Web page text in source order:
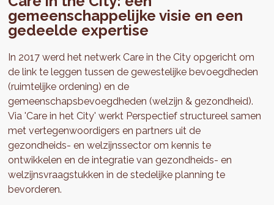
gemeenschappelijke visie en een
gedeelde expertise
In 2017 werd het netwerk Care in the City opgericht om
de link te leggen tussen de gewestelijke bevoegdheden
(ruimtelijke ordening) en de
gemeenschapsbevoegdheden (welzijn & gezondheid).
Via 'Care in het City' werkt Perspectief structureel samen
met vertegenwoordigers en partners uit de
gezondheids- en welzijnssector om kennis te
ontwikkelen en de integratie van gezondheids- en
welzijnsvraagstukken in de stedelijke planning te
bevorderen.